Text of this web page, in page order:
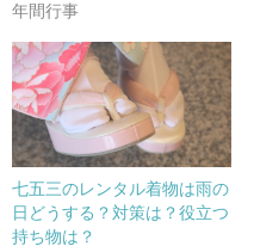
年間行事
七五三のレンタル着物は雨の
日どうする？対策は？役立つ
持ち物は？